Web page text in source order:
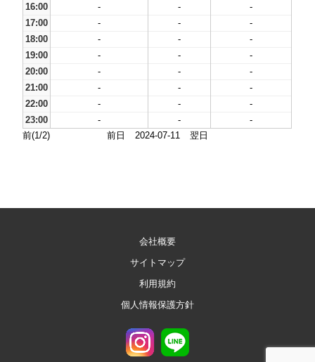
16:00
- -
-
17:00
- -
-
18:00
- -
-
19:00
- -
-
20:00
- -
-
21:00
- -
-
22:00
- -
-
23:00
- -
-
前(1/2)
前日 2024-07-11 翌日
会社概要
サイトマップ
利用規約
個人情報保護方針